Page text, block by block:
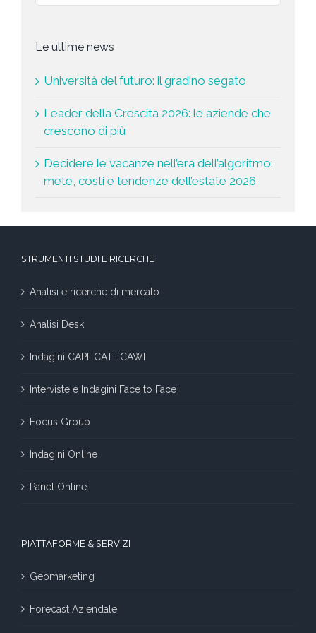
Le ultime news
Università del futuro: il gradino segato
Leader della Crescita 2026: le aziende che
crescono di più
Decidere le vacanze nell’era dell’algoritmo:
mete, costi e tendenze dell’estate 2026
STRUMENTI STUDI E RICERCHE
Analisi e ricerche di mercato
Analisi Desk
Indagini CAPI, CATI, CAWI
Interviste e Indagini Face to Face
Focus Group
Indagini Online
Panel Online
PIATTAFORME & SERVIZI
Geomarketing
Forecast Aziendale